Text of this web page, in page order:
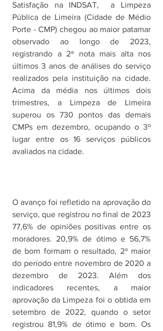
Satisfação na INDSAT,  a Limpeza
Pública de Limeira (Cidade de Médio
Porte - CMP) chegou ao maior patamar
observado ao longo de 2023,
registrando a 2ª nota mais alta nos
últimos 3 anos de análises do serviço
realizados pela instituição na cidade.
Acima da média nos últimos dois
trimestres, a Limpeza de Limeira
superou os 730 pontos das demais
CMPs em dezembro, ocupando o 3º
lugar entre os 16 serviços públicos
avaliados na cidade.
O avanço foi refletido na aprovação do
serviço, que registrou no final de 2023
77,6% de opiniões positivas entre os
moradores. 20,9% de ótimo e 56,7%
de bom formam o resultado, 2º maior
do período entre novembro de 2020 a
dezembro de 2023. Além dos
indicadores recentes, a maior
aprovação da Limpeza foi o obtida em
setembro de 2022, quando o setor
registrou 81,9% de ótimo e bom. Os